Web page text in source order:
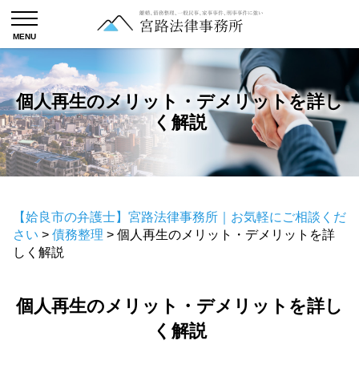
個人再生のメリット・デメリットを詳し
く解説
【姶良市の弁護士】宮路法律事務所｜お気軽にご相談くだ
さい > 債務整理 > 個人再生のメリット・デメリットを詳
しく解説
個人再生のメリット・デメリットを詳し
く解説